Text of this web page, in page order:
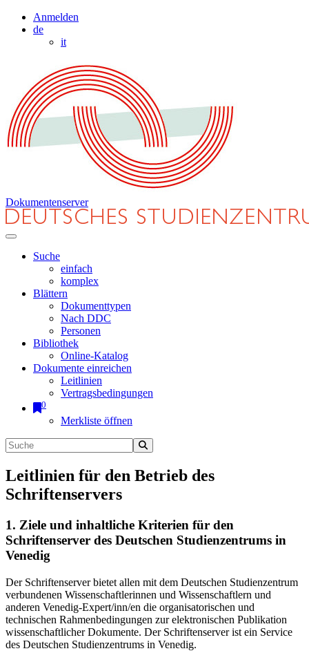
Anmelden
de
it
Dokumentenserver
Suche
einfach
komplex
Blättern
Dokumenttypen
Nach DDC
Personen
Bibliothek
Online-Katalog
Dokumente einreichen
Leitlinien
Vertragsbedingungen
0
Merkliste öffnen
Leitlinien für den Betrieb des
Schriftenservers
1. Ziele und inhaltliche Kriterien für den
Schriftenserver des Deutschen Studienzentrums in
Venedig
Der Schriftenserver bietet allen mit dem Deutschen Studienzentrum
verbundenen Wissenschaftlerinnen und Wissenschaftlern und
anderen Venedig-Expert/inn/en die organisatorischen und
technischen Rahmenbedingungen zur elektronischen Publikation
wissenschaftlicher Dokumente. Der Schriftenserver ist ein Service
des Deutschen Studienzentrums in Venedig.